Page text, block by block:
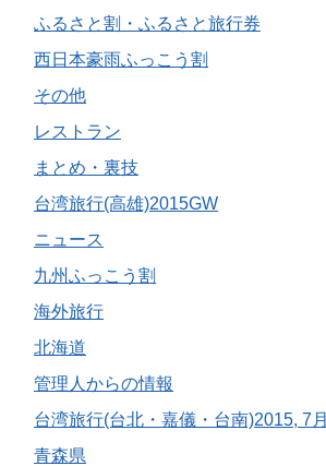
ふるさと割・ふるさと旅行券
西日本豪雨ふっこう割
その他
レストラン
まとめ・裏技
台湾旅行(高雄)2015GW
ニュース
九州ふっこう割
海外旅行
北海道
管理人からの情報
台湾旅行(台北・嘉儀・台南)2015, 7月
青森県